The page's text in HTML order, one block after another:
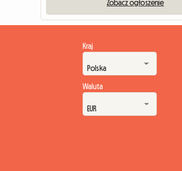
Zobacz ogłoszenie
Kraj
Waluta